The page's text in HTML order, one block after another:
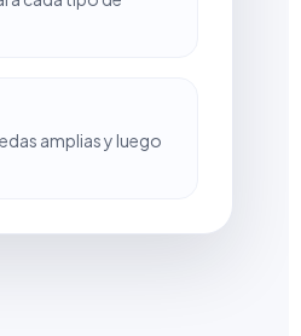
amplias y luego